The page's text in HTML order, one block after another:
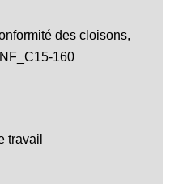
des cloisons,
160
travail